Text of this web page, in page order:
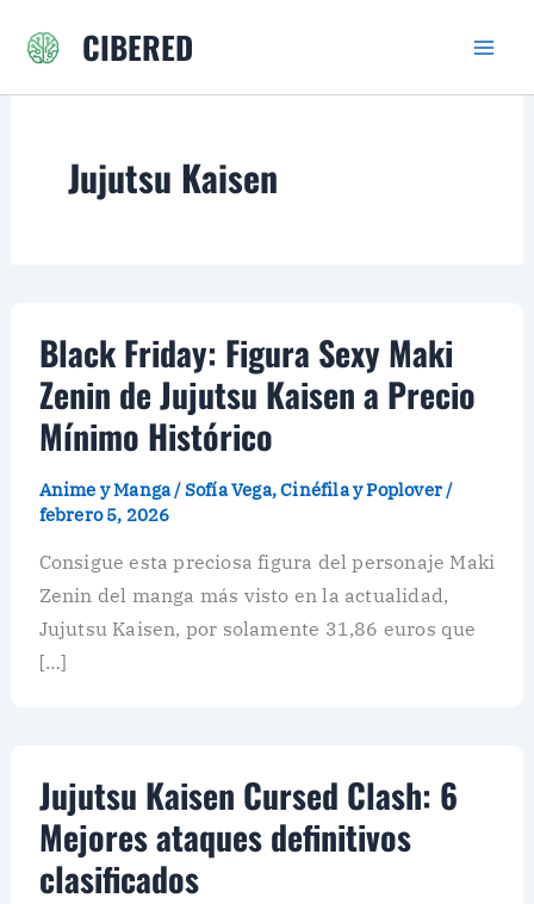
CIBERED
Jujutsu Kaisen
Black Friday: Figura Sexy Maki
Zenin de Jujutsu Kaisen a Precio
Mínimo Histórico
Anime y Manga/Sofía Vega, Cinéfila y Poplover /
febrero 5, 2026
Consigue esta preciosa figura del personaje Maki
Zenin del manga más visto en la actualidad,
Jujutsu Kaisen, por solamente 31,86 euros que
[…]
Jujutsu Kaisen Cursed Clash: 6
Mejores ataques definitivos
clasificados